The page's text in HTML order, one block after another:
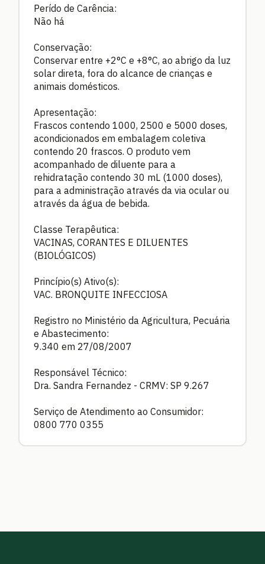
Perído de Carência:
Não há
Conservação:
Conservar entre +2°C e +8°C, ao abrigo da luz
solar direta, fora do alcance de crianças e
animais domésticos.
Apresentação:
Frascos contendo 1000, 2500 e 5000 doses,
acondicionados em embalagem coletiva
contendo 20 frascos. O produto vem
acompanhado de diluente para a
rehidratação contendo 30 mL (1000 doses),
para a administração através da via ocular ou
através da água de bebida.
Classe Terapêutica:
VACINAS, CORANTES E DILUENTES
(BIOLÓGICOS)
Princípio(s) Ativo(s):
VAC. BRONQUITE INFECCIOSA
Registro no Ministério da Agricultura, Pecuária
e Abastecimento:
9.340 em 27/08/2007
Responsável Técnico:
Dra. Sandra Fernandez - CRMV: SP 9.267
Serviço de Atendimento ao Consumidor:
0800 770 0355